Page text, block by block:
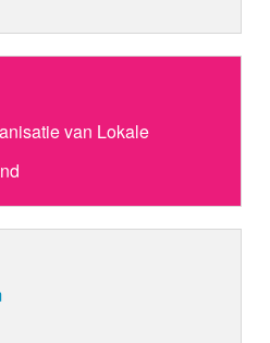
van Lokale